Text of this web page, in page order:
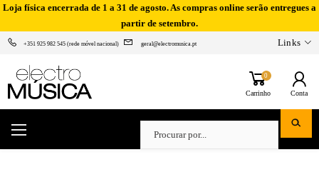
Loja física encerrada de 1 a 31 de agosto. As compras online serão entregues a
partir de setembro.
+351 925 982 545 (rede móvel nacional) geral@electromusica.pt Links
0
Carrinho Conta